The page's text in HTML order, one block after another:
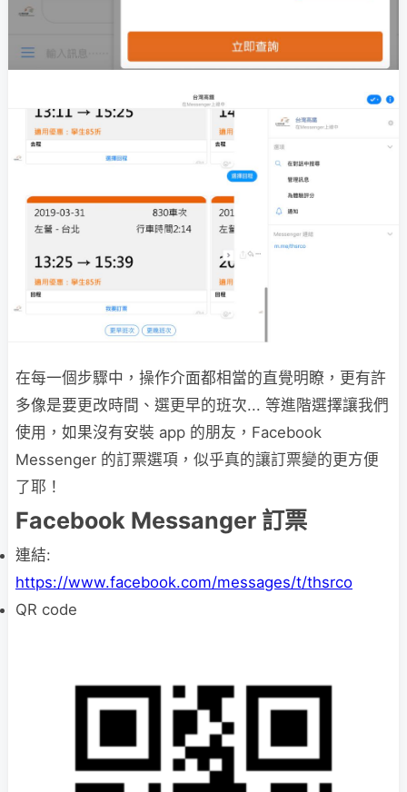
在每一個步驟中，操作介面都相當的直覺明瞭，更有許
多像是要更改時間、選更早的班次... 等進階選擇讓我們
使用，如果沒有安裝 app 的朋友，Facebook
Messenger 的訂票選項，似乎真的讓訂票變的更方便
了耶！
Facebook Messanger 訂票
連結:
https://www.facebook.com/messages/t/thsrco
QR code